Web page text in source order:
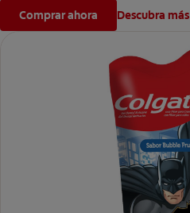
Comprar ahora Descubra más